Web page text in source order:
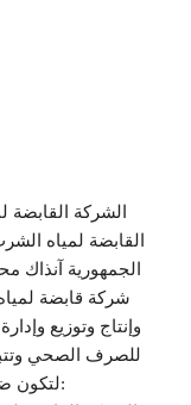
الشركة
شركة قابضة
وإنتاج وتوزيع
للصرف الصحي وتتبع
لتكون ضمن ديوان عام المرافق بالوزارة ويتبعها الآتي: